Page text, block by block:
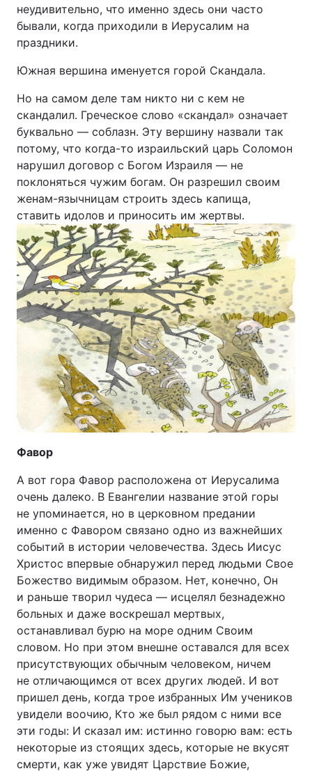
неудивительно, что именно здесь они часто
бывали, когда приходили в Иерусалим на
праздники.
Южная вершина именуется горой Скандала.
Но на самом деле там никто ни с кем не
скандалил. Греческое слово «скандал» означает
буквально — соблазн. Эту вершину назвали так
потому, что когда-то израильский царь Соломон
нарушил договор с Богом Израиля — не
поклоняться чужим богам. Он разрешил своим
женам-язычницам строить здесь капища,
ставить идолов и приносить им жертвы.
Фавор
А вот гора Фавор расположена от Иерусалима
очень далеко. В Евангелии название этой горы
не упоминается, но в церковном предании
именно с Фавором связано одно из важнейших
событий в истории человечества. Здесь Иисус
Христос впервые обнаружил перед людьми Свое
Божество видимым образом. Нет, конечно, Он
и раньше творил чудеса — исцелял безнадежно
больных и даже воскрешал мертвых,
останавливал бурю на море одним Своим
словом. Но при этом внешне оставался для всех
присутствующих обычным человеком, ничем
не отличающимся от всех других людей. И вот
пришел день, когда трое избранных Им учеников
увидели воочию, Кто же был рядом с ними все
эти годы: И сказал им: истинно говорю вам: есть
некоторые из стоящих здесь, которые не вкусят
смерти, как уже увидят Царствие Божие,